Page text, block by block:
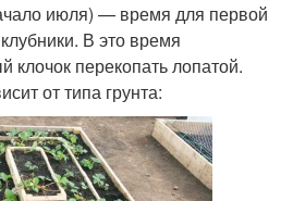
июля) — время для первой
В это время
перекопать лопатой.
от типа грунта: